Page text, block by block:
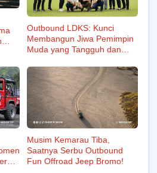
Outbound LDKS: Kunci
Membangun Jiwa Pemimpin
Muda yang Tangguh dan
Musim Kemarau Tiba,
Saatnya Serbu Outbound
Fun Offroad Jeep Bromo!